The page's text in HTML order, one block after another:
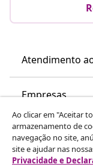
Atendimento
Empresas
vidaXL
Ao clicar em "Aceitar
armazenamento de
navegação no site,
site e ajudar nas
Privacidade e